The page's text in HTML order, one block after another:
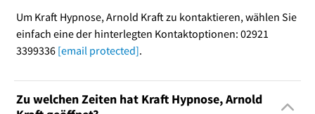
Um Kraft Hypnose, Arnold Kraft zu kontaktieren, wählen Sie
einfach eine der hinterlegten Kontaktoptionen: 02921
3399336 [email protected].
Zu welchen Zeiten hat Kraft Hypnose, Arnold